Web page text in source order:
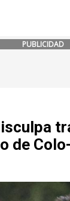
PUBLICIDAD
de